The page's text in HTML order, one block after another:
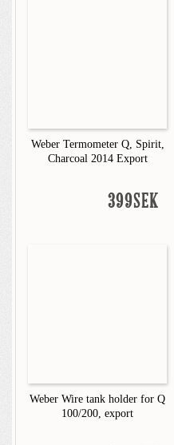
Weber Termometer Q, Spirit,
Charcoal 2014 Export
399SEK
Weber Wire tank holder for Q
100/200, export